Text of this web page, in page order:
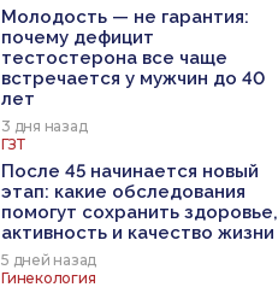
Молодость — не гарантия:
почему дефицит
тестостерона все чаще
встречается у мужчин до 40
лет
3 дня назад
ГЗТ
После 45 начинается новый
этап: какие обследования
помогут сохранить здоровье,
активность и качество жизни
5 дней назад
Гинекология